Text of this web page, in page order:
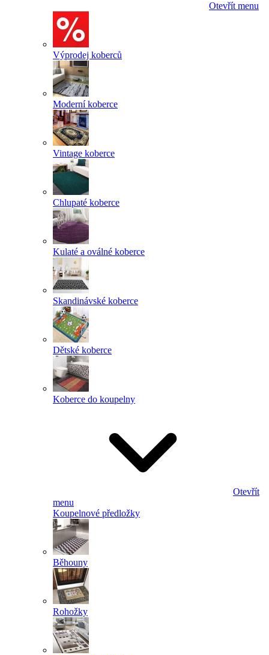
Otevřít menu
Výprodej koberců
Moderní koberce
Vintage koberce
Chlupaté koberce
Kulaté a oválné koberce
Skandinávské koberce
Dětské koberce
Koberce do koupelny
Otevřít
menu
Koupelnové předložky
Běhouny
Rohožky